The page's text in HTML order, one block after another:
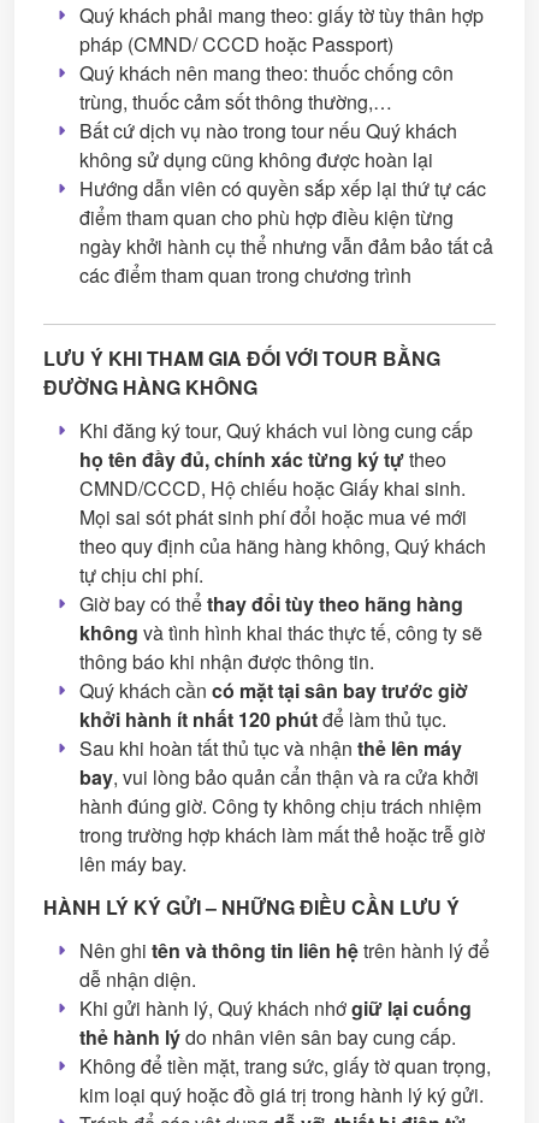
Quý khách phải mang theo: giấy tờ tùy thân hợp
pháp (CMND/ CCCD hoặc Passport)
Quý khách nên mang theo: thuốc chống côn
trùng, thuốc cảm sốt thông thường,…
Bất cứ dịch vụ nào trong tour nếu Quý khách
không sử dụng cũng không được hoàn lại
Hướng dẫn viên có quyền sắp xếp lại thứ tự các
điểm tham quan cho phù hợp điều kiện từng
ngày khởi hành cụ thể nhưng vẫn đảm bảo tất cả
các điểm tham quan trong chương trình
LƯU Ý KHI THAM GIA ĐỐI VỚI TOUR BẰNG
ĐƯỜNG HÀNG KHÔNG
Khi đăng ký tour, Quý khách vui lòng cung cấp
họ tên đầy đủ, chính xác từng ký tựtheo
CMND/CCCD, Hộ chiếu hoặc Giấy khai sinh.
Mọi sai sót phát sinh phí đổi hoặc mua vé mới
theo quy định của hãng hàng không, Quý khách
tự chịu chi phí.
Giờ bay có thểthay đổi tùy theo hãng hàng
không và tình hình khai thác thực tế, công ty sẽ
thông báo khi nhận được thông tin.
Quý khách cần có mặt tại sân bay trước giờ
khởi hành ít nhất 120 phútđể làm thủ tục.
Sau khi hoàn tất thủ tục và nhận thẻ lên máy
bay, vui lòng bảo quản cẩn thận và ra cửa khởi
hành đúng giờ. Công ty không chịu trách nhiệm
trong trường hợp khách làm mất thẻ hoặc trễ giờ
lên máy bay.
HÀNH LÝ KÝ GỬI – NHỮNG ĐIỀU CẦN LƯU Ý
Nên ghi tên và thông tin liên hệtrên hành lý để
dễ nhận diện.
Khi gửi hành lý, Quý khách nhớgiữ lại cuống
thẻ hành lýdo nhân viên sân bay cung cấp.
Không để tiền mặt, trang sức, giấy tờ quan trọng,
kim loại quý hoặc đồ giá trị trong hành lý ký gửi.